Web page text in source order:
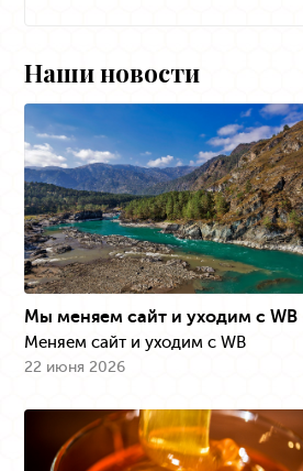
Наши новости
Мы меняем сайт и уходим с WB
Меняем сайт и уходим с WB
22 июня 2026